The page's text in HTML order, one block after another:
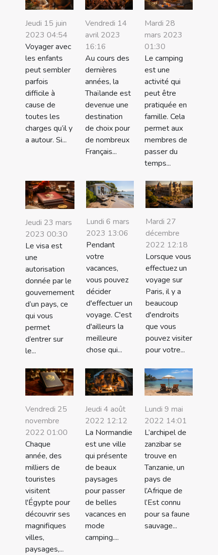
Jeudi 15 juin
2023 04:54
Voyager avec
les enfants
peut sembler
parfois
difficile à
cause de
toutes les
charges qu’il y
a autour. Si...
Vendredi 14
avril 2023
16:16
Au cours des
dernières
années, la
Thaïlande est
devenue une
destination
de choix pour
de nombreux
Français...
Mardi 28
mars 2023
01:30
Le camping
est une
activité qui
peut être
pratiquée en
famille. Cela
permet aux
membres de
passer du
temps...
Jeudi 23 mars
2023 00:30
Le visa est
une
autorisation
donnée par le
gouvernement
d’un pays, ce
qui vous
permet
d’entrer sur
le...
Lundi 6 mars
2023 13:06
Pendant
votre
vacances,
vous pouvez
décider
d'effectuer un
voyage. C'est
d'ailleurs la
meilleure
chose qui...
Mardi 27
décembre
2022 12:18
Lorsque vous
effectuez un
voyage sur
Paris, il y a
beaucoup
d'endroits
que vous
pouvez visiter
pour votre...
Vendredi 25
novembre
2022 01:00
Chaque
année, des
milliers de
touristes
visitent
l'Égypte pour
découvrir ses
magnifiques
villes,
paysages,...
Jeudi 4 août
2022 12:12
La Normandie
est une ville
qui présente
de beaux
paysages
pour passer
de belles
vacances en
mode
camping....
Lundi 9 mai
2022 14:01
L’archipel de
zanzibar se
trouve en
Tanzanie, un
pays de
l’Afrique de
l’Est connu
pour sa faune
sauvage...